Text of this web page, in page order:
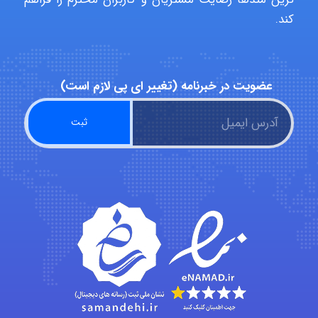
fatima
Jafar Tym
aghajari vahid
Poubakhtiari
کند.
عضویت در خبرنامه (تغییر ای پی لازم است)